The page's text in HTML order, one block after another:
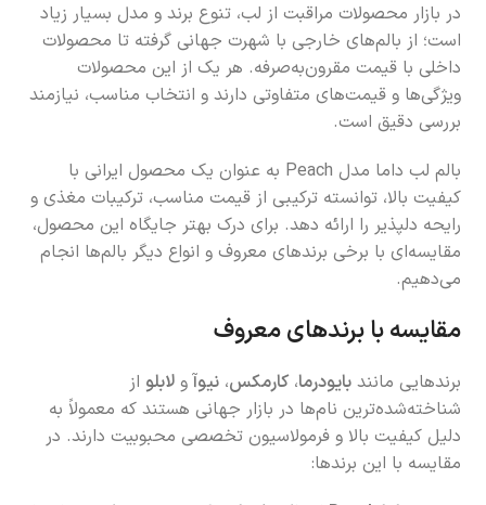
در بازار محصولات مراقبت از لب، تنوع برند و مدل بسیار زیاد
است؛ از بالم‌های خارجی با شهرت جهانی گرفته تا محصولات
داخلی با قیمت مقرون‌به‌صرفه. هر یک از این محصولات
ویژگی‌ها و قیمت‌های متفاوتی دارند و انتخاب مناسب، نیازمند
بررسی دقیق است.
بالم لب داما مدل Peach به عنوان یک محصول ایرانی با
کیفیت بالا، توانسته ترکیبی از قیمت مناسب، ترکیبات مغذی و
رایحه دلپذیر را ارائه دهد. برای درک بهتر جایگاه این محصول،
مقایسه‌ای با برخی برندهای معروف و انواع دیگر بالم‌ها انجام
می‌دهیم.
مقایسه با برندهای معروف
برندهایی مانندبایودرما،کارمکس،نیوآولابلو از
شناخته‌شده‌ترین نام‌ها در بازار جهانی هستند که معمولاً به
دلیل کیفیت بالا و فرمولاسیون تخصصی محبوبیت دارند. در
مقایسه با این برندها: